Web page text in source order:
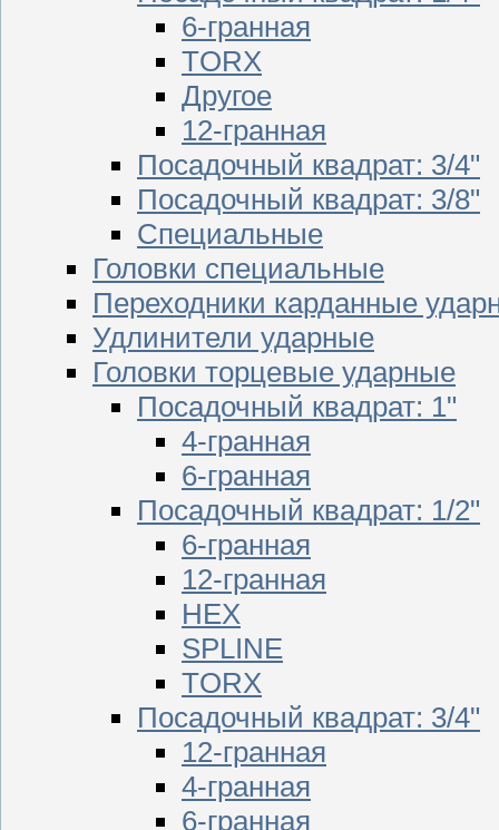
6-гранная
TORX
Другое
12-гранная
Посадочный квадрат: 3/4"
Посадочный квадрат: 3/8"
Специальные
Головки специальные
Переходники карданные
Удлинители ударные
Головки торцевые ударные
Посадочный квадрат: 1"
4-гранная
6-гранная
Посадочный квадрат: 1/2"
6-гранная
12-гранная
HEX
SPLINE
TORX
Посадочный квадрат: 3/4"
12-гранная
4-гранная
6-гранная